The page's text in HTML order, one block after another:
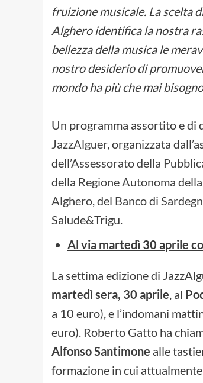
fruizione musicale. La scelta
Alghero identifica la nostra
bellezza della musica le
nostro desiderio di
mondo ha più che mai
Un programma assortito e di
JazzAlguer, organizzata
dell’Assessorato della
della Regione Autonoma
Alghero, del Banco di
Salude&Trigu.
Al via martedì 30 aprile
La settima edizione di
martedì sera, 30 aprile, al
a 10 euro), e l’indomani
euro). Roberto Gatto ha
Alfonso Santimone alle
formazione in cui